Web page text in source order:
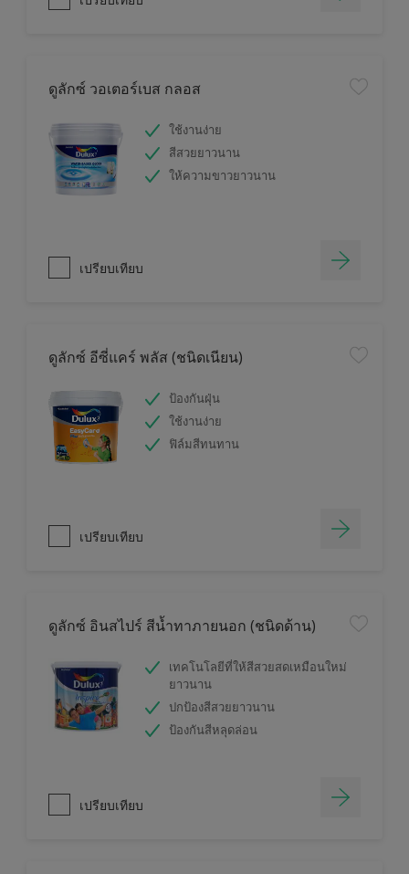
ดูลักซ์ วอเตอร์เบส กลอส
ใช้งานง่าย
สีสวยยาวนาน
ให้ความขาวยาวนาน
เปรียบเทียบ
ดูลักซ์ อีซี่แคร์ พลัส (ชนิดเนียน)
ป้องกันฝุ่น
ใช้งานง่าย
ฟิล์มสีทนทาน
เปรียบเทียบ
ดูลักซ์ อินสไปร์ สีน้ำทาภายนอก (ชนิดด้าน)
เทคโนโลยีที่ให้สีสวยสดเหมือนใหม่
ยาวนาน
ปกป้องสีสวยยาวนาน
ป้องกันสีหลุดล่อน
เปรียบเทียบ